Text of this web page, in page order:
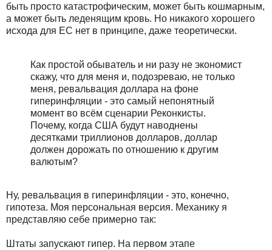
быть просто катастрофическим, может быть кошмарным,
а может быть леденящим кровь. Но никакого хорошего
исхода для ЕС нет в принципе, даже теоретически.
Как простой обыватель и ни разу не экономист
скажу, что для меня и, подозреваю, не только
меня, ревальвация доллара на фоне
гиперинфляции - это самый непонятный
момент во всём сценарии Реконкисты.
Почему, когда США будут наводнены
десятками триллионов долларов, доллар
должен дорожать по отношению к другим
валютым?
Ну, ревальвация в гиперинфляции - это, конечно,
гипотеза. Моя персональная версия. Механику я
представляю себе примерно так:
Штаты запускают гипер. На первом этапе